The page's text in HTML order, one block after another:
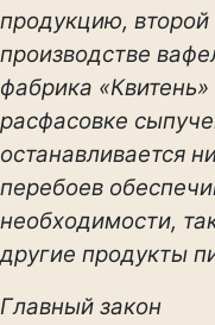
продукцию, второй
производстве
фабрика
расфасовке
останавливается
перебоев
необходимости,
другие продукты
Главный закон